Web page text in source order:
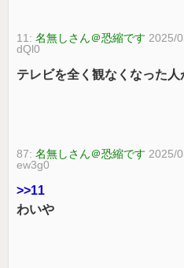
11:名無しさん＠恐縮です 2025/
dQl0
テレビを全く観なくなった人
87:名無しさん＠恐縮です 2025/
ew3g0
>>11
わいや